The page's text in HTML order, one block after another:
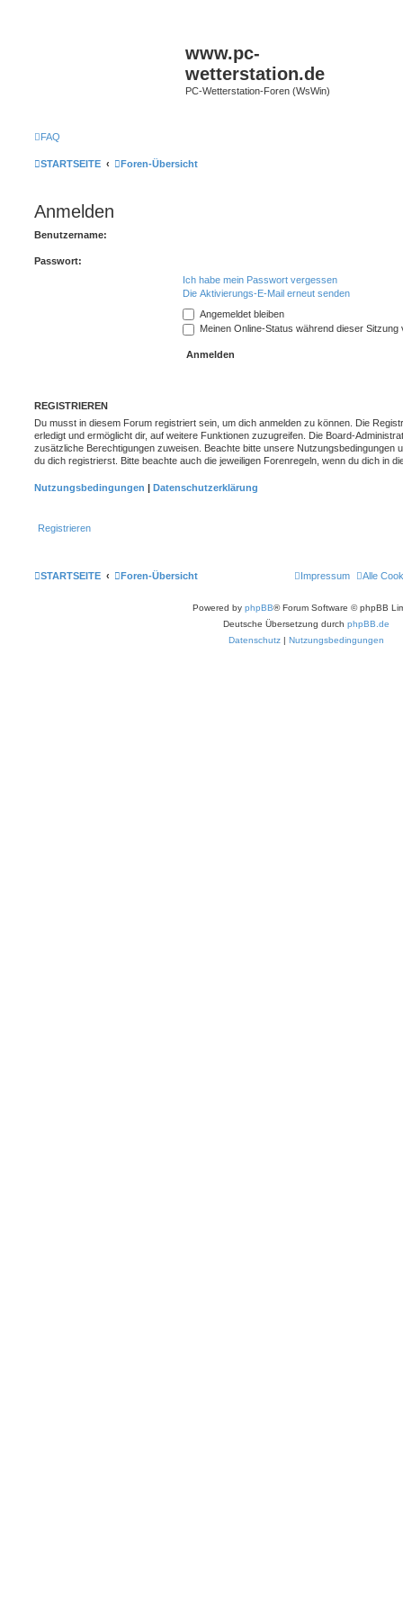
www.pc-
wetterstation.de
PC-Wetterstation-Foren (WsWin)
FAQ
STARTSEITE Foren-Übersicht
Anmelden
Benutzername:
Passwort:
Ich habe mein Passwort vergessen
Die Aktivierungs-E-Mail erneut senden
Angemeldet bleiben
Meinen Online-Status während dieser Sitzung
REGISTRIEREN
Du musst in diesem Forum registriert sein, um dich anmelden zu können. Die
erledigt und ermöglicht dir, auf weitere Funktionen zuzugreifen. Die Board-
zusätzliche Berechtigungen zuweisen. Beachte bitte unsere Nutzungsbedingungen
du dich registrierst. Bitte beachte auch die jeweiligen Forenregeln, wenn du dich in
Nutzungsbedingungen Datenschutzerklärung
Registrieren
STARTSEITE Foren-Übersicht Alle
Impressum
Powered by phpBB® Forum Software © phpBB
Deutsche Übersetzung durch phpBB.de
Datenschutz | Nutzungsbedingungen